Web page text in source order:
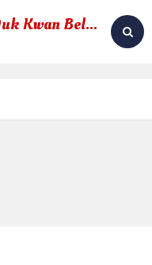
World Moo Duk Kwan Belgium